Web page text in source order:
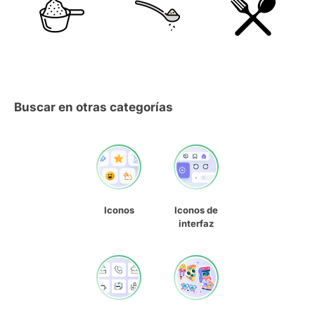
Buscar en otras categorías
Iconos
Iconos de
interfaz